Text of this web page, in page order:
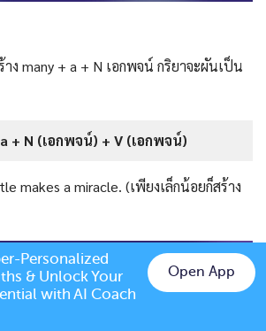
ง many + a + N เอกพจน์ กริยาจะผันเป็น
+ N (เอกพจน์) + V (เอกพจน์)
makes a miracle. (เพียงเล็กน้อยก็สร้าง
Chat on LINE
Personalized
& Unlock Your
with AI Coach
Open App